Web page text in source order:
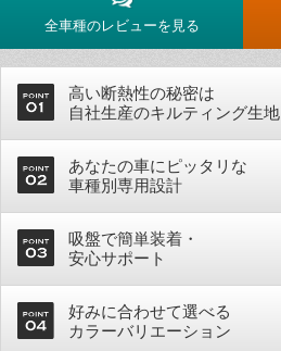
全車種のレビューを見る
高い断熱性の秘密は
自社生産のキルティング生地
あなたの車にピッタリな
車種別専用設計
吸盤で簡単装着・
安心サポート
好みに合わせて選べる
カラーバリエーション